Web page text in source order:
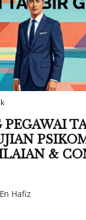
&
En Hafiz